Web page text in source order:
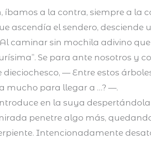
íbamos a la contra, siempre a la
ascendía el sendero, desciende
caminar sin mochila adivino
Se para ante nosotros y
— Entre estos
mucho para llegar a …? —.
en la suya despertándola
penetre algo más,
Intencionadamente